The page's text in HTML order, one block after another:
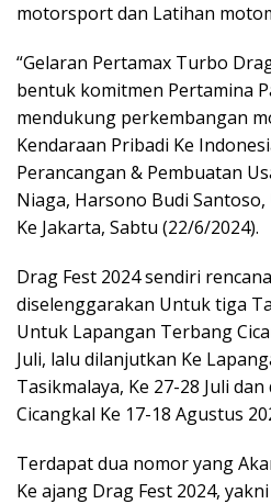
motorsport dan Latihan
“Gelaran Pertamax Turbo
bentuk komitmen Pertamina
mendukung perkembangan
Kendaraan Pribadi Ke
Perancangan & Pembuatan
Niaga, Harsono Budi
Ke Jakarta, Sabtu (22/6/2024).
Drag Fest 2024 sendiri
diselenggarakan Untuk tiga
Untuk Lapangan Terbang
Juli, lalu dilanjutkan Ke
Tasikmalaya, Ke 27-28 Juli
Cicangkal Ke 17-18 Agustus
Terdapat dua nomor yang
Ke ajang Drag Fest 2024,